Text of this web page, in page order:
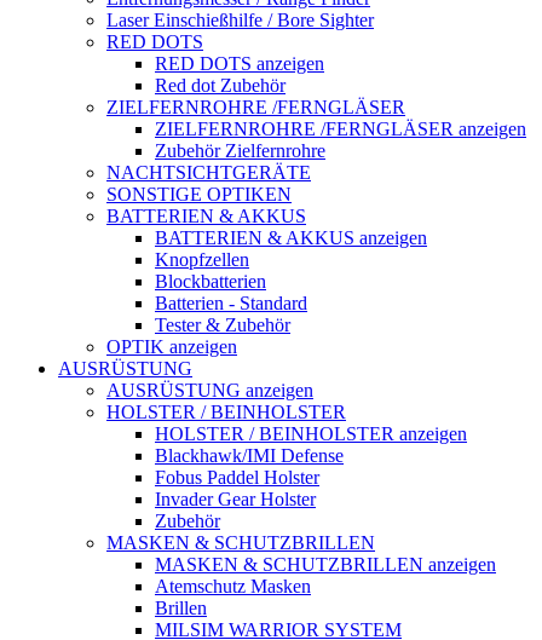
Laser Einschießhilfe / Bore Sighter
RED DOTS
RED DOTS anzeigen
Red dot Zubehör
ZIELFERNROHRE /FERNGLÄSER
ZIELFERNROHRE /FERNGLÄSER anzeigen
Zubehör Zielfernrohre
NACHTSICHTGERÄTE
SONSTIGE OPTIKEN
BATTERIEN & AKKUS
BATTERIEN & AKKUS anzeigen
Knopfzellen
Blockbatterien
Batterien - Standard
Tester & Zubehör
OPTIK anzeigen
AUSRÜSTUNG
AUSRÜSTUNG anzeigen
HOLSTER / BEINHOLSTER
HOLSTER / BEINHOLSTER anzeigen
Blackhawk/IMI Defense
Fobus Paddel Holster
Invader Gear Holster
Zubehör
MASKEN & SCHUTZBRILLEN
MASKEN & SCHUTZBRILLEN anzeigen
Atemschutz Masken
Brillen
MILSIM WARRIOR SYSTEM